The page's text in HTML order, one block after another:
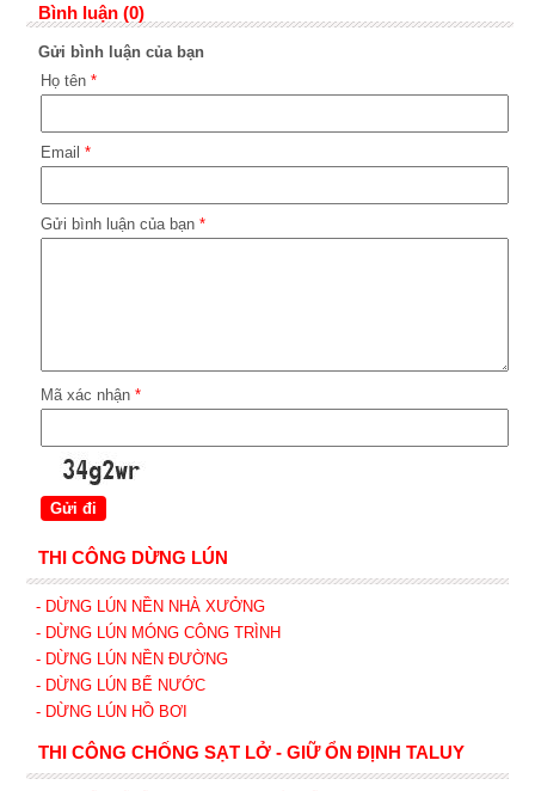
Bình luận (0)
Gửi bình luận của bạn
Họ tên *
Email *
Gửi bình luận của bạn *
Mã xác nhận *
THI CÔNG DỪNG LÚN
- DỪNG LÚN NỀN NHÀ XƯỞNG
- DỪNG LÚN MÓNG CÔNG TRÌNH
- DỪNG LÚN NỀN ĐƯỜNG
- DỪNG LÚN BỂ NƯỚC
- DỪNG LÚN HỒ BƠI
THI CÔNG CHỐNG SẠT LỞ - GIỮ ỔN ĐỊNH TALUY